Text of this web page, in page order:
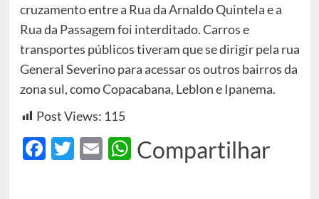
cruzamento entre a Rua da Arnaldo Quintela e a
Rua da Passagem foi interditado. Carros e
transportes públicos tiveram que se dirigir pela rua
General Severino para acessar os outros bairros da
zona sul, como Copacabana, Leblon e Ipanema.
Post Views: 115
Facebook
Twitter
EmailWhatsApp
Compartilhar